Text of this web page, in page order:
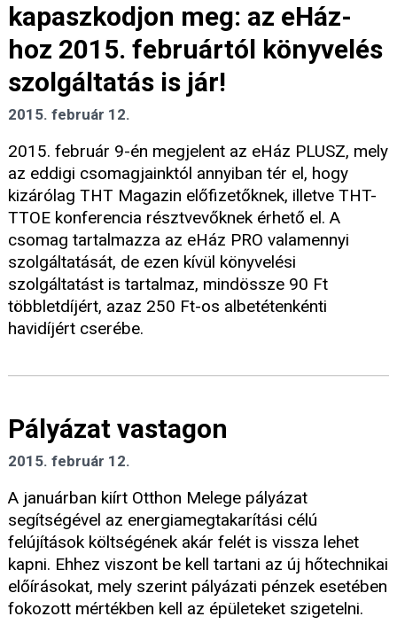
kapaszkodjon meg: az eHáz-
hoz 2015. februártól könyvelés
szolgáltatás is jár!
2015. február 12.
2015. február 9-én megjelent az eHáz PLUSZ, mely
az eddigi csomagjainktól annyiban tér el, hogy
kizárólag THT Magazin előfizetőknek, illetve THT-
TTOE konferencia résztvevőknek érhető el. A
csomag tartalmazza az eHáz PRO valamennyi
szolgáltatását, de ezen kívül könyvelési
szolgáltatást is tartalmaz, mindössze 90 Ft
többletdíjért, azaz 250 Ft-os albetétenkénti
havidíjért cserébe.
Pályázat vastagon
2015. február 12.
A januárban kiírt Otthon Melege pályázat
segítségével az energiamegtakarítási célú
felújítások költségének akár felét is vissza lehet
kapni. Ehhez viszont be kell tartani az új hőtechnikai
előírásokat, mely szerint pályázati pénzek esetében
fokozott mértékben kell az épületeket szigetelni.